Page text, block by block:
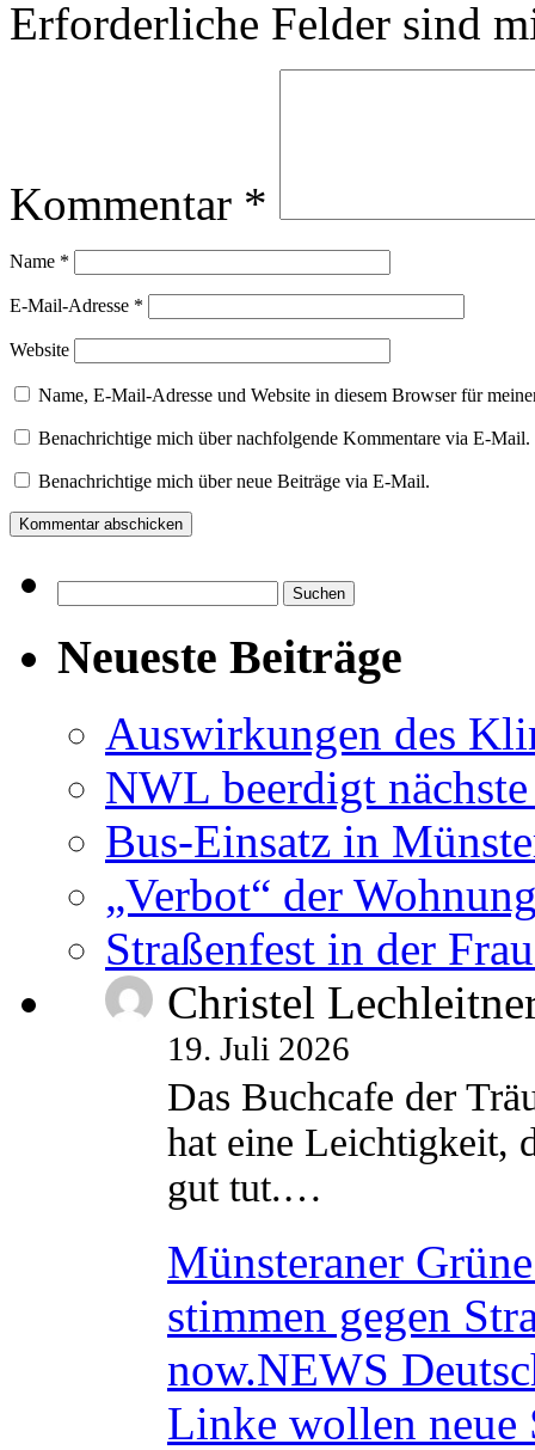
Erforderliche Felder sind
Kommentar *
Name *
E-Mail-Adresse *
Website
Name, E-Mail-Adresse und Website in diesem Browser für
Benachrichtige mich über nachfolgende Kommentare via E-Mail.
Benachrichtige mich über neue Beiträge via E-Mail.
nach:
Neueste Beiträge
Auswirkungen des
NWL beerdigt
Bus-Einsatz in
„Verbot“ der
Straßenfest in der
Christel
19. Juli 2026
Das Buchcafe der
hat eine Leichtigkeit,
gut tut.…
Münsteraner
stimmen gegen
now.NEWS
Linke wollen neue